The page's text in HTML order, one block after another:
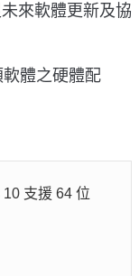
來軟體更新及協
體之硬體配
支援 64 位